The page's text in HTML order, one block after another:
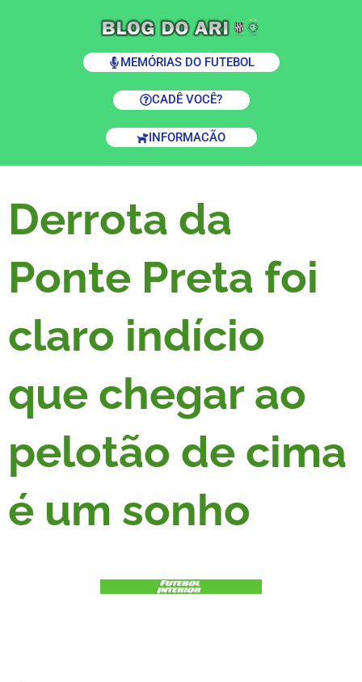
MEMÓRIAS DO FUTEBOL
CADÊ VOCÊ?
INFORMACÃO
Derrota da
Ponte Preta foi
claro indício
que chegar ao
pelotão de cima
é um sonho